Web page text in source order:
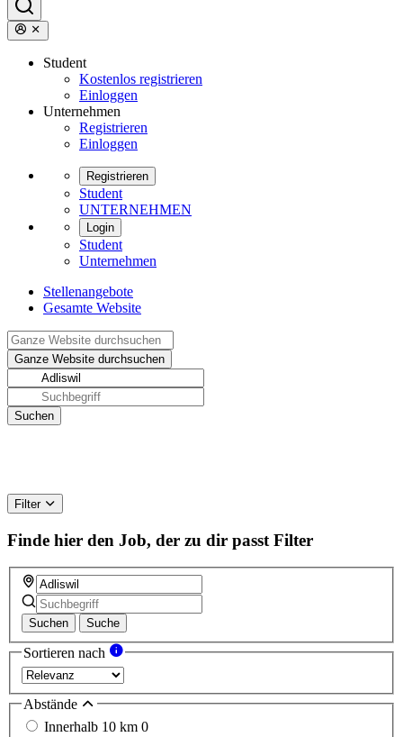
Student
Kostenlos registrieren
Einloggen
Unternehmen
Registrieren
Einloggen
Registrieren
Student
UNTERNEHMEN
Login
Student
Unternehmen
Stellenangebote
Gesamte Website
Filter
Finde hier den Job, der zu dir passt Filter
Suchen Suche
Sortieren nach
Abstände
Innerhalb 10 km 0